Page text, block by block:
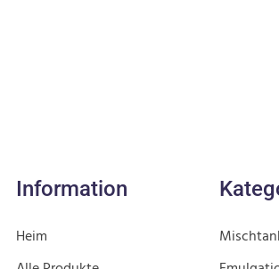
Information
Heim